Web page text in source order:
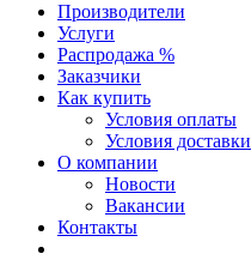
Производители
Услуги
Распродажа %
Заказчики
Как купить
Условия оплаты
Условия доставки
О компании
Новости
Вакансии
Контакты